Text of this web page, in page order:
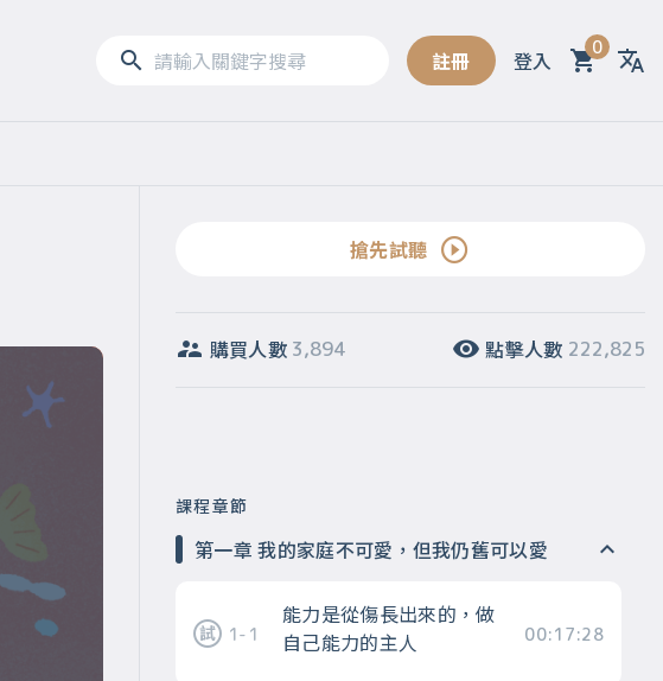
註冊 登入 0
搶先試聽
購買人數 3,894 點擊人數 222,825
課程章節
第一章 我的家庭不可愛，但我仍舊可以愛
1-1
能力是從傷長出來的，做
自己能力的主人
00:17:28